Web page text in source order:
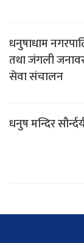
धनुषाधाम
तथा जंगली
सेवा संचालन
धनुष मन्दिर